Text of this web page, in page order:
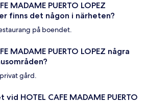
MADAME PUERTO LOPEZ
finns det någon i närheten?
på boendet.
MADAME PUERTO LOPEZ några
gård.
HOTEL CAFE MADAME PUERTO